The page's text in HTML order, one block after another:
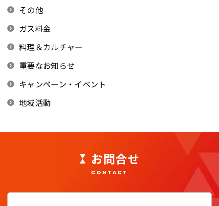
その他
ガス料金
料理＆カルチャー
重要なお知らせ
キャンペーン・イベント
地域活動
お問合せ
CONTACT